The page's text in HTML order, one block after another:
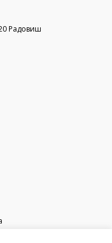
Радовиш